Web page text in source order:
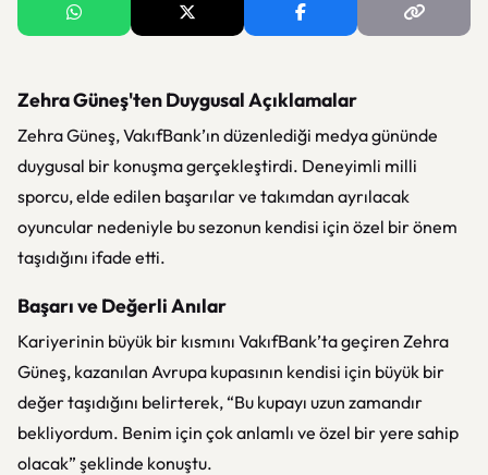
Zehra Güneş'ten Duygusal Açıklamalar
Zehra Güneş,VakıfBank’ın düzenlediği medya gününde
duygusal bir konuşma gerçekleştirdi. Deneyimli milli
sporcu, elde edilen başarılar ve takımdan ayrılacak
oyuncular nedeniyle bu sezonun kendisi için özel bir önem
taşıdığını ifade etti.
Başarı ve Değerli Anılar
Kariyerinin büyük bir kısmını VakıfBank’ta geçiren Zehra
Güneş, kazanılan Avrupa kupasının kendisi için büyük bir
değer taşıdığını belirterek, “Bu kupayı uzun zamandır
bekliyordum. Benim için çok anlamlı ve özel bir yere sahip
olacak” şeklinde konuştu.